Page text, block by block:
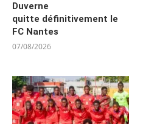
Duverne
quitte définitivement le
FC Nantes
07/08/2026